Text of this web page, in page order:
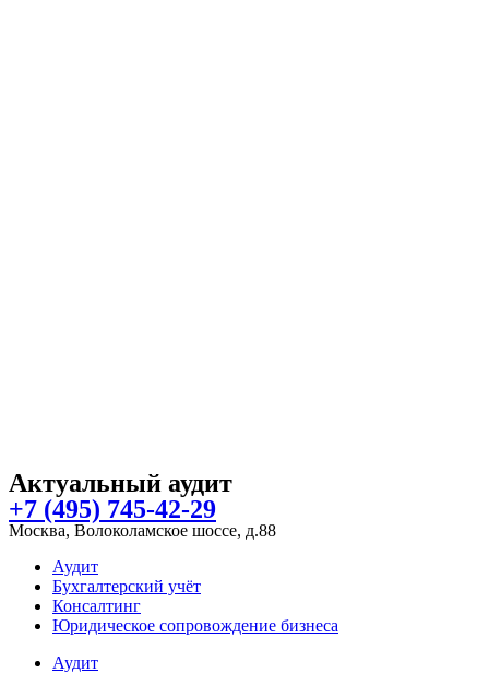
Актуальный аудит
+7 (495) 745-42-29
Москва, Волоколамское шоссе, д.88
Аудит
Бухгалтерский учёт
Консалтинг
Юридическое сопровождение бизнеса
Аудит